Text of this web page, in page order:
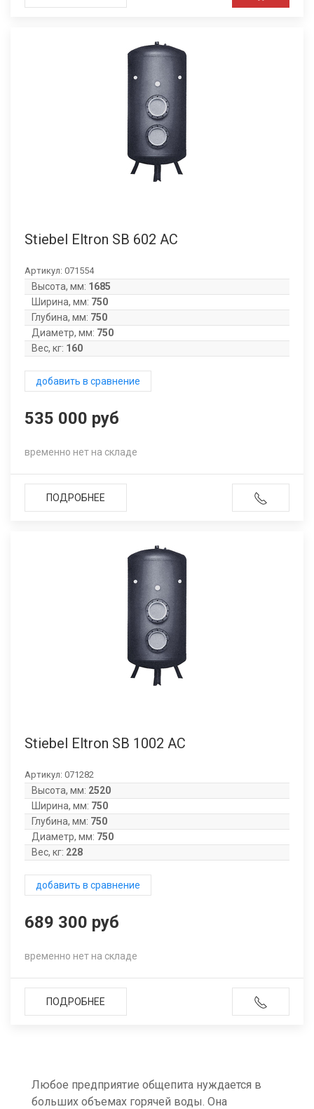
Stiebel Eltron SB 602 AC
Артикул: 071554
Высота, мм: 1685
Ширина, мм: 750
Глубина, мм: 750
Диаметр, мм: 750
Вес, кг: 160
добавить в сравнение
535 000 руб
временно нет на складе
ПОДРОБНЕЕ
Stiebel Eltron SB 1002 AC
Артикул: 071282
Высота, мм: 2520
Ширина, мм: 750
Глубина, мм: 750
Диаметр, мм: 750
Вес, кг: 228
добавить в сравнение
689 300 руб
временно нет на складе
ПОДРОБНЕЕ
Любое предприятие общепита нуждается в
больших объемах горячей воды. Она